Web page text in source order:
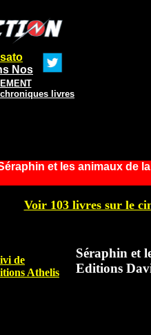
Nos
livres
et les animaux de
Voir 103 livres sur le
de
Athelis
Séraphin et
Editions